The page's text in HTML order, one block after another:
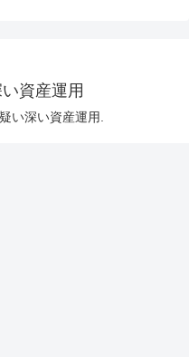
資産運用
い深い資産運用.